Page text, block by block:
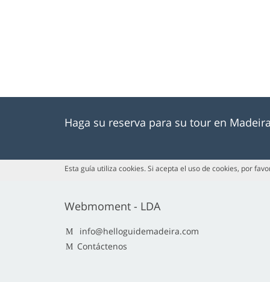
Haga su reserva para su tour en Madeira
Esta guía utiliza cookies. Si acepta el uso de cookies, por
Webmoment - LDA
info@helloguidemadeira.com
Contáctenos